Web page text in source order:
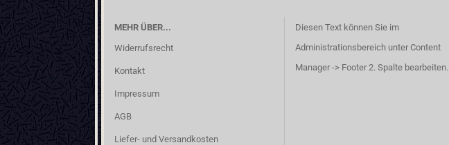
MEHR ÜBER...
Widerrufsrecht
Kontakt
Impressum
AGB
Liefer- und Versandkosten
Diesen Text können Sie im
Administrationsbereich unter Content
Manager -> Footer 2. Spalte bearbeiten.